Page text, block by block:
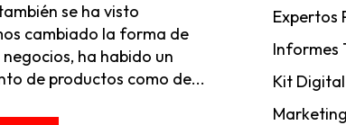
se ha visto
cambiado la forma de
ha habido un
de productos como de...
Expertos
Informes
Kit Digital